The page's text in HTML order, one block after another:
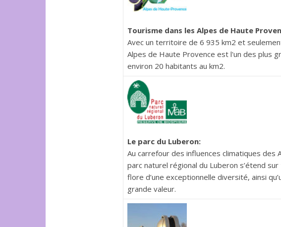
Tourisme dans les Alpes de Haute
Avec un territoire de 6 935 km2 et
Alpes de Haute Provence est l'un des plus
environ 20 habitants au km2.
Le parc du Luberon:
Au carrefour des influences climatiques
parc naturel régional du Luberon s’étend
flore d’une exceptionnelle diversité, ainsi
grande valeur.